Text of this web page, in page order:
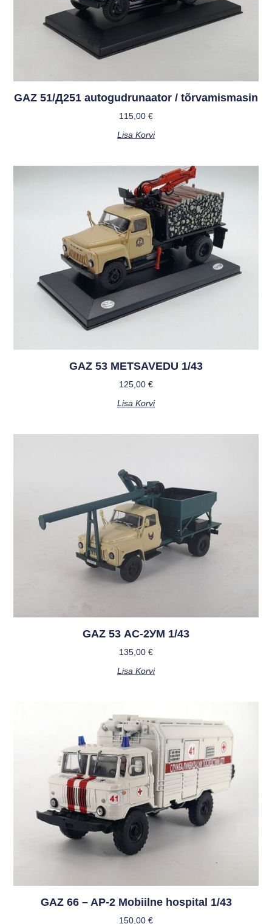
GAZ 51/Д251 autogudrunaator / tõrvamismasin
115,00 €
Lisa Korvi
GAZ 53 METSAVEDU 1/43
125,00 €
Lisa Korvi
GAZ 53 АС-2УМ 1/43
135,00 €
Lisa Korvi
GAZ 66 – AP-2 Mobiilne hospital 1/43
150,00 €